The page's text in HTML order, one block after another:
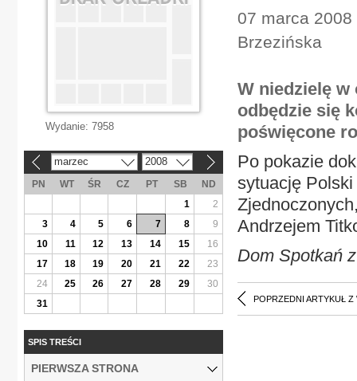
07 marca
Brzezińska
W niedzielę
odbędzie się
poświęcone
Po pokazie
sytuację
Andrzejem
Dom Spotkań
POPRZEDNI ARTYKUŁ Z
Wydanie: 7958
marzec 2008
PN WT ŚR CZ PT SB
ND
1
2
3
4 5 6 7 8
9
10
11 12 13 14 15
16
17
18 19 20 21 22
23
24
25 26 27 28 29
30
31
SPIS TREŚCI
PIERWSZA STRONA